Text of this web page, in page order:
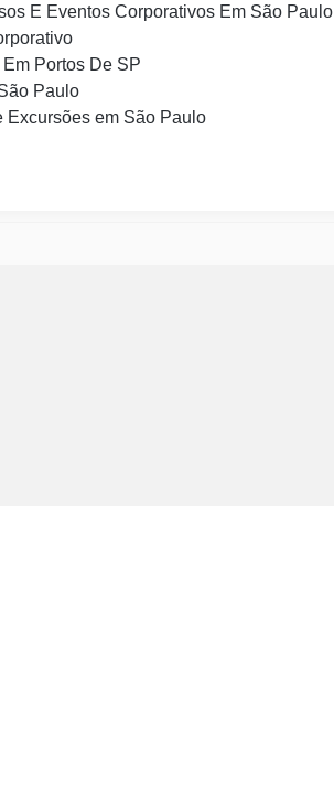
E Eventos Corporativos Em São Paulo
Portos De SP
Paulo
Excursões em São Paulo